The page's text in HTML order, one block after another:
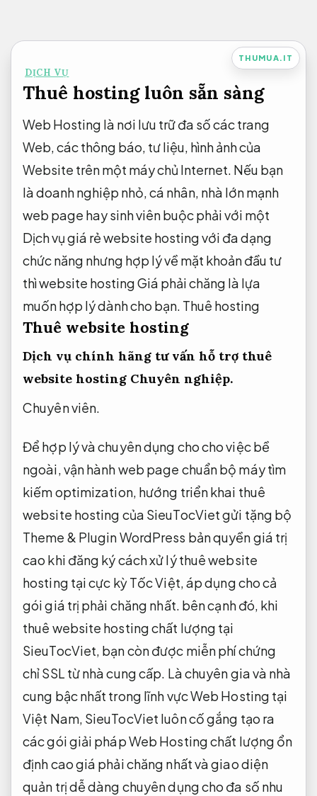
nội
dung
THUMUA.IT
DỊCH VỤ
Thuê hosting luôn sẵn sàng
Web Hosting là nơi lưu trữ đa số các trang
Web, các thông báo, tư liệu, hình ảnh của
Website trên một máy chủ Internet. Nếu bạn
là doanh nghiệp nhỏ, cá nhân, nhà lớn mạnh
web page hay sinh viên buộc phải với một
Dịch vụ giá rẻ website hosting với đa dạng
chức năng nhưng hợp lý về mặt khoản đầu tư
thì website hosting Giá phải chăng là lựa
muốn hợp lý dành cho bạn. Thuê hosting
Thuê website hosting
Dịch vụ chính hãng tư vấn hỗ trợ thuê
website hosting Chuyên nghiệp.
Chuyên viên.
Để hợp lý và chuyên dụng cho cho việc bề
ngoài, vận hành web page chuẩn bộ máy tìm
kiếm optimization, hướng triển khai thuê
website hosting của SieuTocViet gửi tặng bộ
Theme & Plugin WordPress bản quyền giá trị
cao khi đăng ký cách xử lý thuê website
hosting tại cực kỳ Tốc Việt, áp dụng cho cả
gói giá trị phải chăng nhất. bên cạnh đó, khi
thuê website hosting chất lượng tại
SieuTocViet, bạn còn được miễn phí chứng
chỉ SSL từ nhà cung cấp. Là chuyên gia và nhà
cung bậc nhất trong lĩnh vực Web Hosting tại
Việt Nam, SieuTocViet luôn cố gắng tạo ra
các gói giải pháp Web Hosting chất lượng ổn
định cao giá phải chăng nhất và giao diện
quản trị dễ dàng chuyên dụng cho đa số nhu